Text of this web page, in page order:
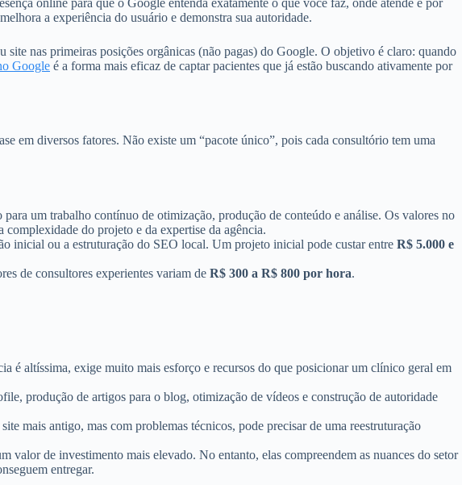
a experiência do usuário e demonstra sua autoridade.
nas primeiras posições orgânicas (não pagas) do Google. O objetivo é claro: quando
Google é a forma mais eficaz de captar pacientes que já estão buscando ativamente por
em diversos fatores. Não existe um “pacote único”, pois cada consultório tem uma
um trabalho contínuo de otimização, produção de conteúdo e análise. Os valores no
complexidade do projeto e da expertise da agência.
inicial ou a estruturação do SEO local. Um projeto inicial pode custar entre R$ 5.000 e
de consultores experientes variam de R$ 300 a R$ 800 por hora.
é altíssima, exige muito mais esforço e recursos do que posicionar um clínico geral em
produção de artigos para o blog, otimização de vídeos e construção de autoridade
mais antigo, mas com problemas técnicos, pode precisar de uma reestruturação
valor de investimento mais elevado. No entanto, elas compreendem as nuances do setor
entregar.